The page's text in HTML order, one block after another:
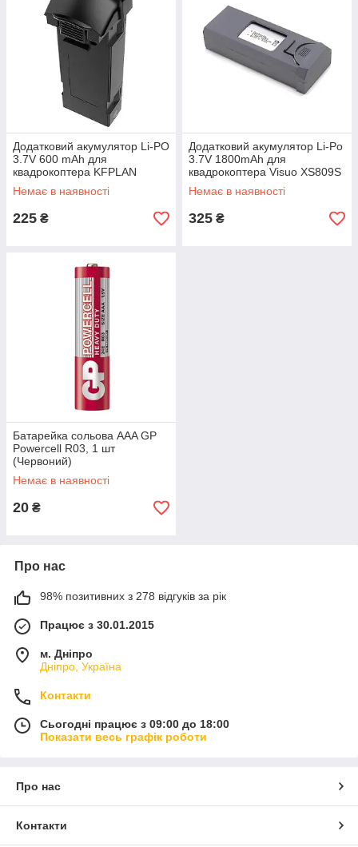
Додатковий акумулятор Li-PO
3.7V 600 mAh для
квадрокоптера KFPLAN
KF615 (Чорний)
Немає в наявності
225 ₴
Додатковий акумулятор Li-Po
3.7V 1800mAh для
квадрокоптера Visuo XS809S
/ XS816 (Сірий)
Немає в наявності
325 ₴
Батарейка сольова AAA GP
Powercell R03, 1 шт
(Червоний)
Немає в наявності
20 ₴
Про нас
98% позитивних з 278 відгуків за рік
Працює з 30.01.2015
м. Дніпро
Дніпро, Україна
Контакти
Сьогодні працює з 09:00 до 18:00
Показати весь графік роботи
Про нас
Контакти